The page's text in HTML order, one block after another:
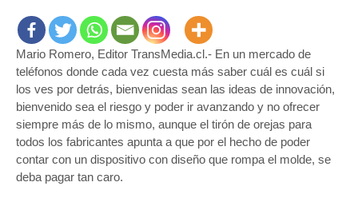
Mario Romero, Editor TransMedia.cl.- En un mercado de
teléfonos donde cada vez cuesta más saber cuál es cuál si
los ves por detrás, bienvenidas sean las ideas de innovación,
bienvenido sea el riesgo y poder ir avanzando y no ofrecer
siempre más de lo mismo, aunque el tirón de orejas para
todos los fabricantes apunta a que por el hecho de poder
contar con un dispositivo con diseño que rompa el molde, se
deba pagar tan caro.